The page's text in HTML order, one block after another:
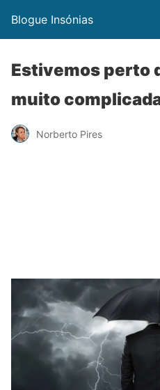
Blogue Insónias
Estivemos perto
muito
Norberto Pires